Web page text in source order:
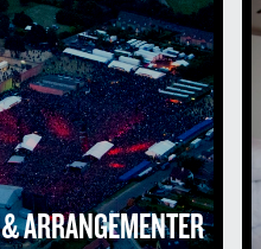
ARRANGEMENTER